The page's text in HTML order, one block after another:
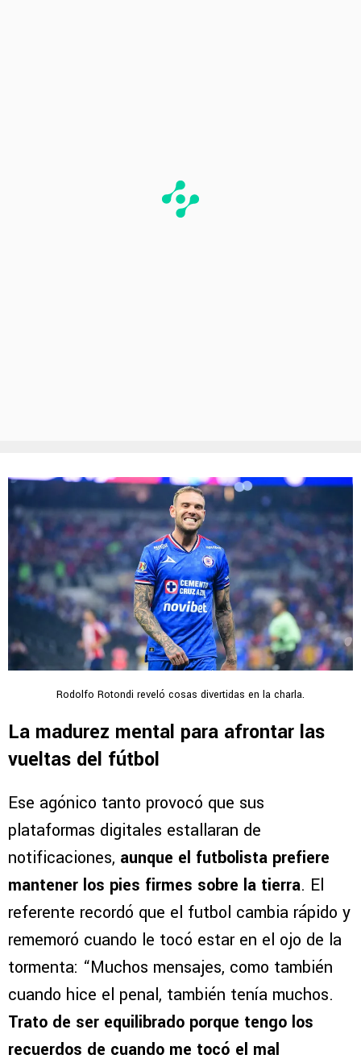
Rodolfo Rotondi reveló cosas divertidas en la charla.
La madurez mental para afrontar las
vueltas del fútbol
Ese agónico tanto provocó que sus
plataformas digitales estallaran de
notificaciones, aunque el futbolista prefiere
mantener los pies firmes sobre la tierra. El
referente recordó que el futbol cambia rápido y
rememoró cuando le tocó estar en el ojo de la
tormenta: “Muchos mensajes, como también
cuando hice el penal, también tenía muchos.
Trato de ser equilibrado porque tengo los
recuerdos de cuando me tocó el mal